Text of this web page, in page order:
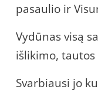
pasaulio ir
Vydūnas visą
išlikimo,
Svarbiausi jo